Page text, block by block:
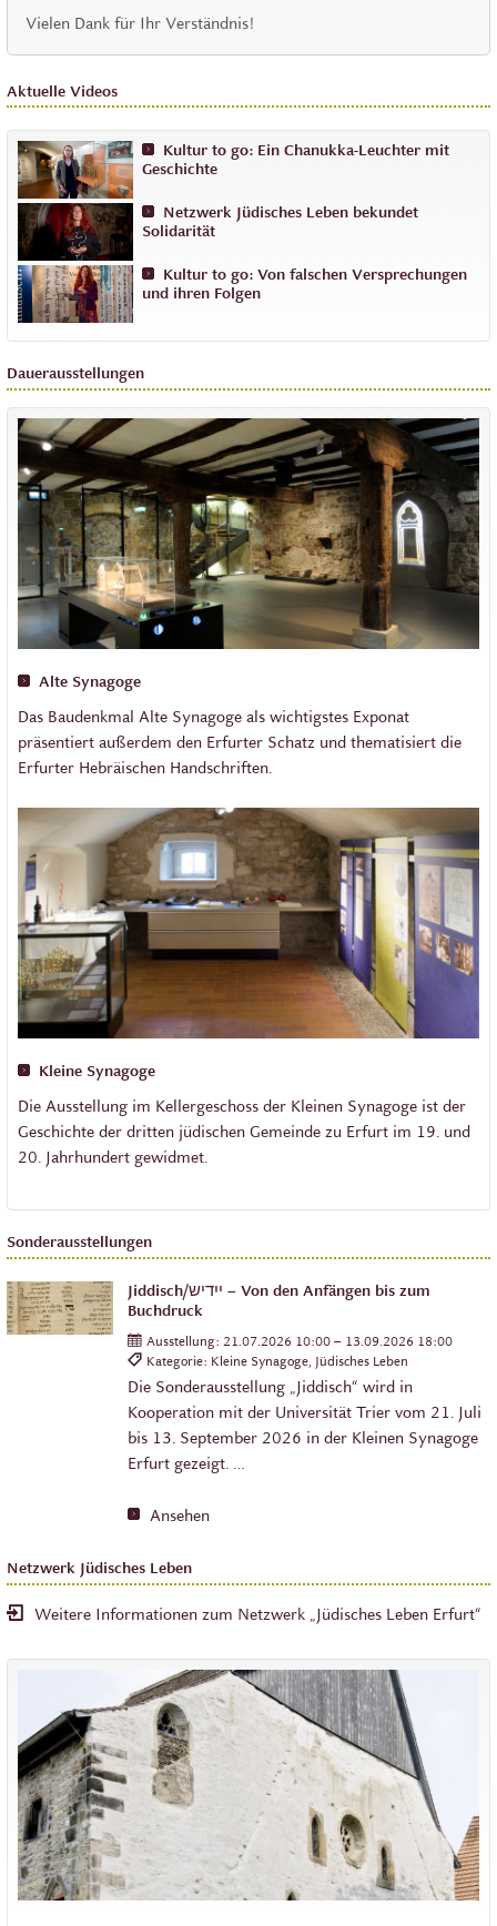
Vielen Dank für Ihr Verständnis!
Aktuelle Videos
Kultur to go: Ein Chanukka-Leuchter mit
Geschichte
Netzwerk Jüdisches Leben bekundet
Solidarität
Kultur to go: Von falschen Versprechungen
und ihren Folgen
Dauerausstellungen
Alte Synagoge
Das Baudenkmal Alte Synagoge als wichtigstes Exponat
präsentiert außerdem den Erfurter Schatz und thematisiert die
Erfurter Hebräischen Handschriften.
Kleine Synagoge
Die Ausstellung im Kellergeschoss der Kleinen Synagoge ist der
Geschichte der dritten jüdischen Gemeinde zu Erfurt im 19. und
20. Jahrhundert gewidmet.
Sonderausstellungen
Jiddisch/ייִדיש – Von den Anfängen bis zum
Buchdruck
Ausstellung: 21.07.2026 10:00 – 13.09.2026 18:00
Kategorie: Kleine Synagoge, Jüdisches Leben
Die Sonderausstellung „Jiddisch“ wird in
Kooperation mit der Universität Trier vom 21. Juli
bis 13. September 2026 in der Kleinen Synagoge
Erfurt gezeigt. …
Ansehen
Netzwerk Jüdisches Leben
Weitere Informationen zum Netzwerk „Jüdisches Leben Erfurt“